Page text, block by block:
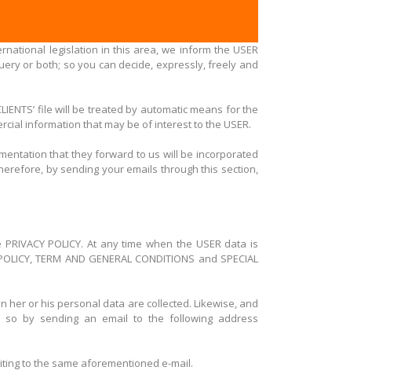
legislation in this area, we inform the USER
or both; so you can decide, expressly, freely and
file will be treated by automatic means for the
information that may be of interest to the USER.
that they forward to us will be incorporated
by sending your emails through this section,
POLICY. At any time when the USER data is
TERM AND GENERAL CONDITIONS and SPECIAL
her or his personal data are collected. Likewise, and
by sending an email to the following address
to the same aforementioned e-mail.